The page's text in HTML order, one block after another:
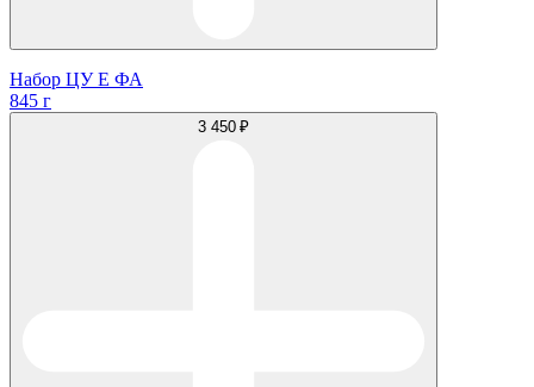
Набор ЦУ Е ФА
845 г
3 450 ₽